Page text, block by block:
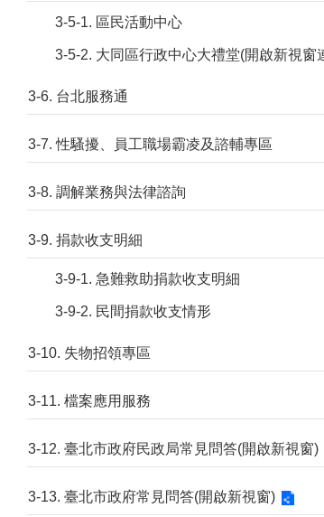
3-5-1. 區民活動中心
3-5-2. 大同區行政中心大禮堂(開啟新視
3-6. 台北服務通
3-7. 性騷擾、員工職場霸凌及諮輔專區
3-8. 調解業務與法律諮詢
3-9. 捐款收支明細
3-9-1. 急難救助捐款收支明細
3-9-2. 民間捐款收支情形
3-10. 失物招領專區
3-11. 檔案應用服務
3-12. 臺北市政府民政局常見問答(開啟新視窗)
3-13. 臺北市政府常見問答(開啟新視窗)